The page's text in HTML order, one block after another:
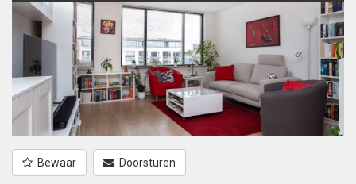
Bewaar Doorsturen